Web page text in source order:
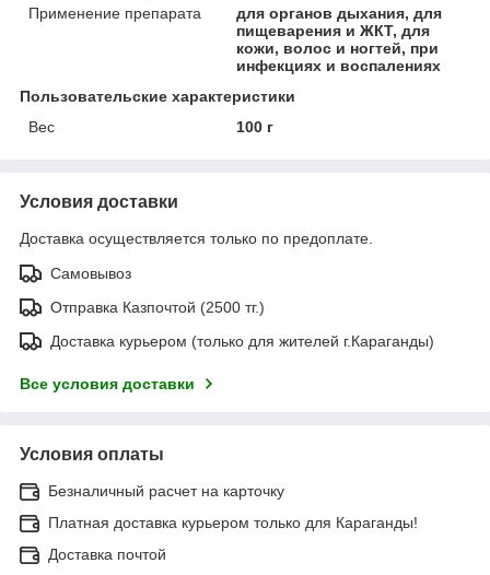
Применение препарата
для органов дыхания, для
пищеварения и ЖКТ, для
кожи, волос и ногтей, при
инфекциях и воспалениях
Пользовательские характеристики
Вес
100 г
Условия доставки
Доставка осуществляется только по предоплате.
Самовывоз
Отправка Казпочтой (2500 тг.)
Доставка курьером (только для жителей г.Караганды)
Все условия доставки
Условия оплаты
Безналичный расчет на карточку
Платная доставка курьером только для Караганды!
Доставка почтой